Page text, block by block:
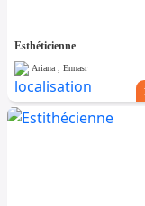
Esthéticienne
Ariana , Ennasr